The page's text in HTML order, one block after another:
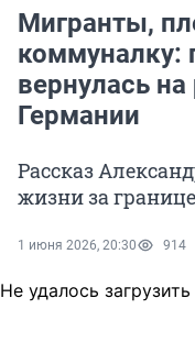
Мигранты,
коммуналку:
вернулась
Германии
Рассказ
жизни за
1 июня 2026, 20:30 914
Не удалось загрузить